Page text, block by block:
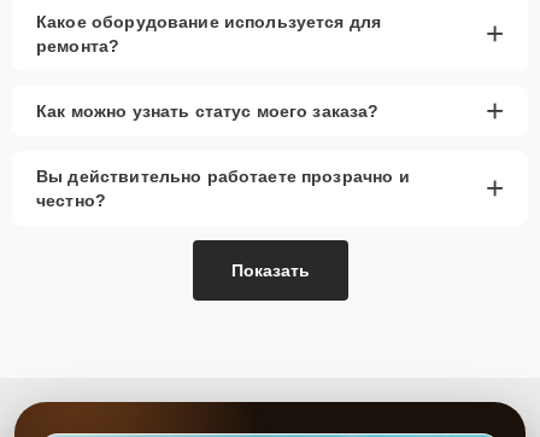
Какое оборудование используется для
ремонта?
+
Как можно узнать статус моего заказа? +
Вы действительно работаете прозрачно и
честно?
+
Показать